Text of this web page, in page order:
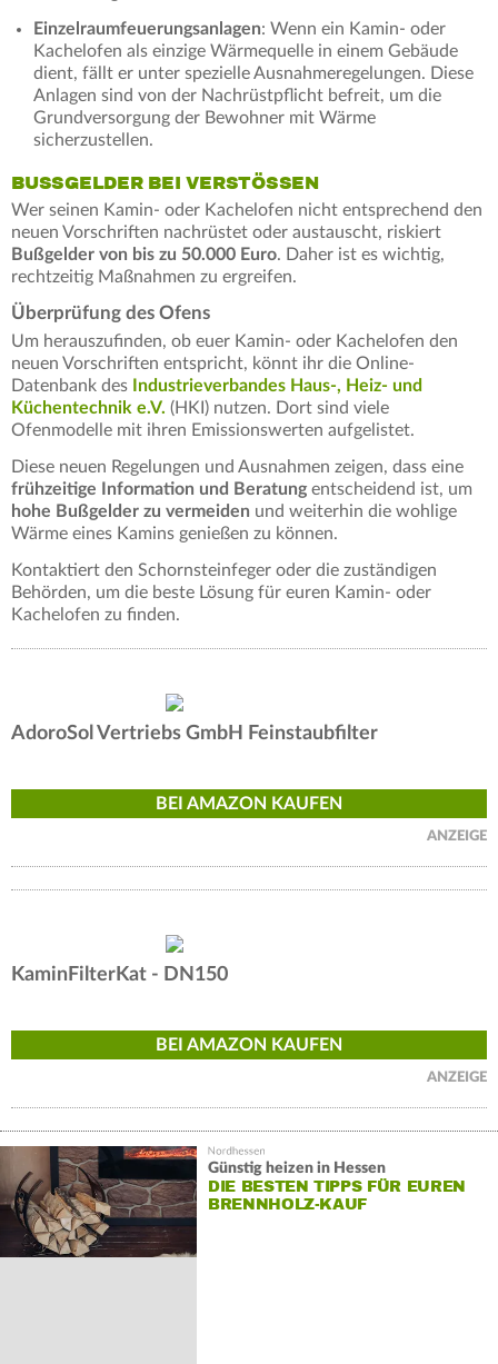
Einzelraumfeuerungsanlagen: Wenn ein Kamin- oder
Kachelofen als einzige Wärmequelle in einem Gebäude
dient, fällt er unter spezielle Ausnahmeregelungen. Diese
Anlagen sind von der Nachrüstpflicht befreit, um die
Grundversorgung der Bewohner mit Wärme
sicherzustellen.
BUSSGELDER BEI VERSTÖSSEN
Wer seinen Kamin- oder Kachelofen nicht entsprechend den
neuen Vorschriften nachrüstet oder austauscht, riskiert
Bußgelder von bis zu 50.000 Euro. Daher ist es wichtig,
rechtzeitig Maßnahmen zu ergreifen.
Überprüfung des Ofens
Um herauszufinden, ob euer Kamin- oder Kachelofen den
neuen Vorschriften entspricht, könnt ihr die Online-
Datenbank des
Industrieverbandes Haus-, Heiz- und
Küchentechnik e.V. (HKI) nutzen. Dort sind viele
Ofenmodelle mit ihren Emissionswerten aufgelistet.
Diese neuen Regelungen und Ausnahmen zeigen, dass eine
frühzeitige Information und Beratung entscheidend ist, um
hohe Bußgelder zu vermeiden und weiterhin die wohlige
Wärme eines Kamins genießen zu können.
Kontaktiert den Schornsteinfeger oder die zuständigen
Behörden, um die beste Lösung für euren Kamin- oder
Kachelofen zu finden.
AdoroSol Vertriebs GmbH Feinstaubfilter
BEI AMAZON KAUFEN
ANZEIGE
KaminFilterKat - DN150
BEI AMAZON KAUFEN
ANZEIGE
Günstig heizen in Hessen
DIE BESTEN TIPPS FÜR EUREN
BRENNHOLZ-KAUF